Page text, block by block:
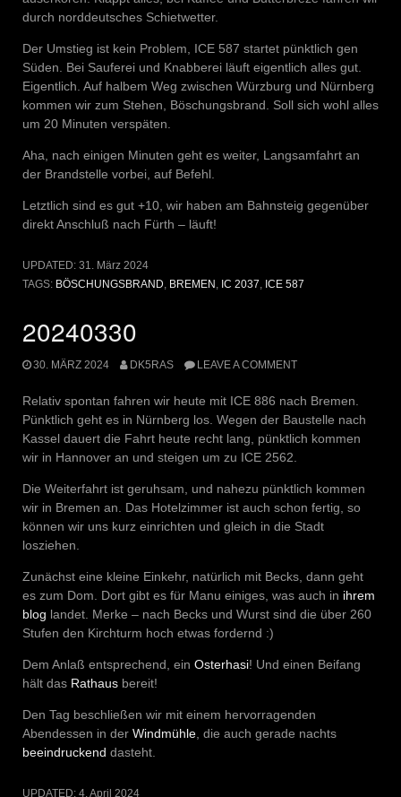
durch norddeutsches Schietwetter.
Der Umstieg ist kein Problem, ICE 587 startet pünktlich gen
Süden. Bei Sauferei und Knabberei läuft eigentlich alles gut.
Eigentlich. Auf halbem Weg zwischen Würzburg und Nürnberg
kommen wir zum Stehen, Böschungsbrand. Soll sich wohl alles
um 20 Minuten verspäten.
Aha, nach einigen Minuten geht es weiter, Langsamfahrt an
der Brandstelle vorbei, auf Befehl.
Letztlich sind es gut +10, wir haben am Bahnsteig gegenüber
direkt Anschluß nach Fürth – läuft!
UPDATED: 31. März 2024
TAGS: BÖSCHUNGSBRAND, BREMEN , IC 2037, ICE 587
20240330
30. MÄRZ 2024 DK5RAS LEAVE A COMMENT
Relativ spontan fahren wir heute mit ICE 886 nach Bremen.
Pünktlich geht es in Nürnberg los. Wegen der Baustelle nach
Kassel dauert die Fahrt heute recht lang, pünktlich kommen
wir in Hannover an und steigen um zu ICE 2562.
Die Weiterfahrt ist geruhsam, und nahezu pünktlich kommen
wir in Bremen an. Das Hotelzimmer ist auch schon fertig, so
können wir uns kurz einrichten und gleich in die Stadt
losziehen.
Zunächst eine kleine Einkehr, natürlich mit Becks, dann geht
es zum Dom. Dort gibt es für Manu einiges, was auch in ihrem
blog landet. Merke – nach Becks und Wurst sind die über 260
Stufen den Kirchturm hoch etwas fordernd :)
Dem Anlaß entsprechend, ein Osterhasi! Und einen Beifang
hält das Rathaus bereit!
Den Tag beschließen wir mit einem hervorragenden
Abendessen in der Windmühle , die auch gerade nachts
beeindruckend dasteht.
UPDATED: 4. April 2024